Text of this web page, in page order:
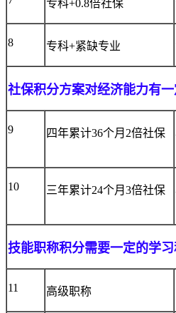
专科+0.8倍社保
8 专科+紧缺专业
社保积分方案对经济能力有
9 四年累计36个月2倍社保
10 三年累计24个月3倍社保
技能职称积分需要一定的学
11 高级职称